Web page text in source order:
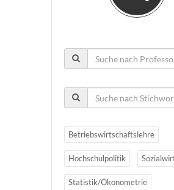
Betriebswirtschaftslehre
Hochschulpolitik
Statistik/Ökonometrie